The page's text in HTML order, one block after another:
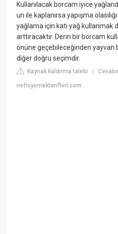
Kullanılacak borcam iyice
un ile kaplanırsa yapışma
yağlama için katı yağ kullanmak
arttıracaktır. Derin bir borcam
önüne geçebileceğinden yayvan
diğer doğru seçimdir.
Kaynak kaldırma talebi |
nefisyemektarifleri.com